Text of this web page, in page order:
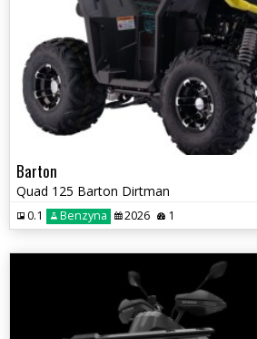
Barton
Quad 125 Barton Dirtman
0.1 Benzyna 2026 1